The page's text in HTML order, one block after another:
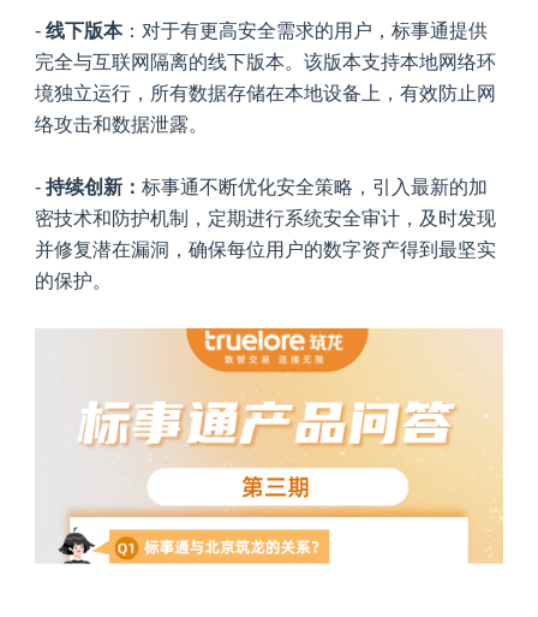
- 线下版本：对于有更高安全需求的用户，标事通提供
完全与互联网隔离的线下版本。该版本支持本地网络环
境独立运行，所有数据存储在本地设备上，有效防止网
络攻击和数据泄露。
- 持续创新： 标事通不断优化安全策略，引入最新的加
密技术和防护机制，定期进行系统安全审计，及时发现
并修复潜在漏洞，确保每位用户的数字资产得到最坚实
的保护。